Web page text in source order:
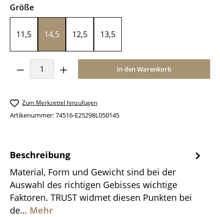
Größeauswählen
11,5 14,5 12,5 13,5
Produkt Anzahl: Gib den gewünschten
In den Warenkorb
Zum Merkzettel hinzufügen
Artikenummer:74516-E25298L050145
Beschreibung
Material, Form und Gewicht sind bei der
Auswahl des richtigen Gebisses wichtige
Faktoren. TRUST widmet diesen Punkten bei
de… Mehr